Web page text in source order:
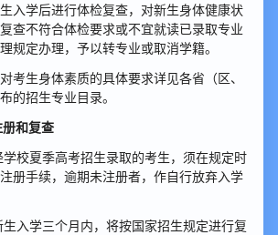
入学后进行体检复查，对新生身体健康状
查不符合体检要求或不宜就读已录取专业
规定办理，予以转专业或取消学籍。
考生身体素质的具体要求详见各省（区、
的招生专业目录。
和复查
校夏季高考招生录取的考生，须在规定时
册手续，逾期未注册者，作自行放弃入学
入学三个月内，将按国家招生规定进行复